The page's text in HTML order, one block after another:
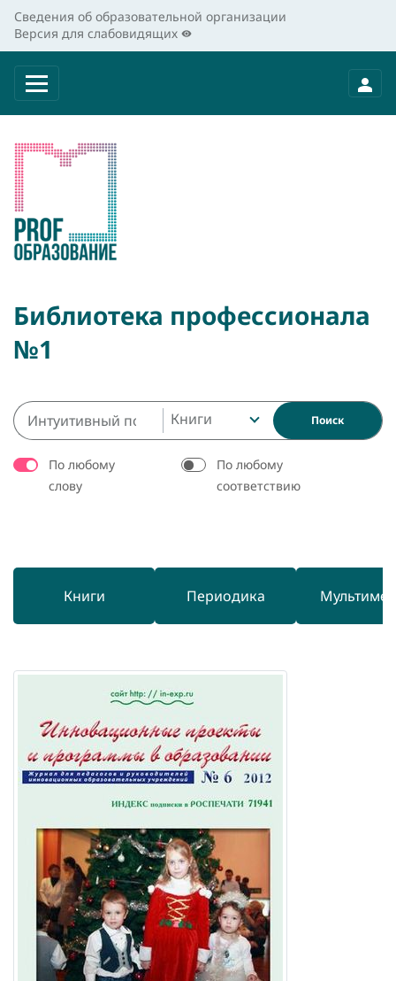
Сведения об образовательной организации
Версия для слабовидящих
Библиотека профессионала
№1
Книги Поиск
По любому
слову
По любому
соответствию
Книги Периодика